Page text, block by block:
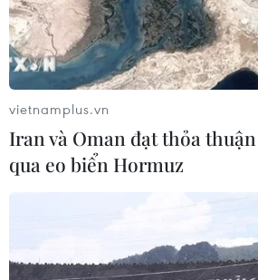
vietnamplus.vn
Iran và Oman đạt thỏa
qua eo biển Hormuz